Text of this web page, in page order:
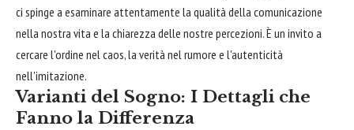
ci spinge a esaminare attentamente la qualità della comunicazione
nella nostra vita e la chiarezza delle nostre percezioni. È un invito a
cercare l'ordine nel caos, la verità nel rumore e l'autenticità
nell'imitazione.
Varianti del Sogno: I Dettagli che
Fanno la Differenza